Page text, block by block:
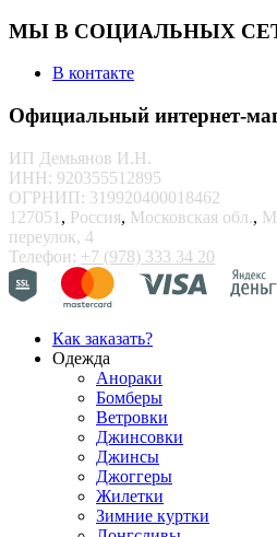
МЫ В СОЦИАЛЬНЫХ
В контакте
Официальный интернет-
ИП Демьянов И.Н.
ИНН: 920355512895
ОГРНИП: 319920400018462
127051 , Россия, Московская обл.,
переулок, 4
Телефон: +7 (978) 333 34 20
Как заказать?
Одежда
Анораки
Бомберы
Ветровки
Джинсовки
Джинсы
Джоггеры
Жилетки
Зимние куртки